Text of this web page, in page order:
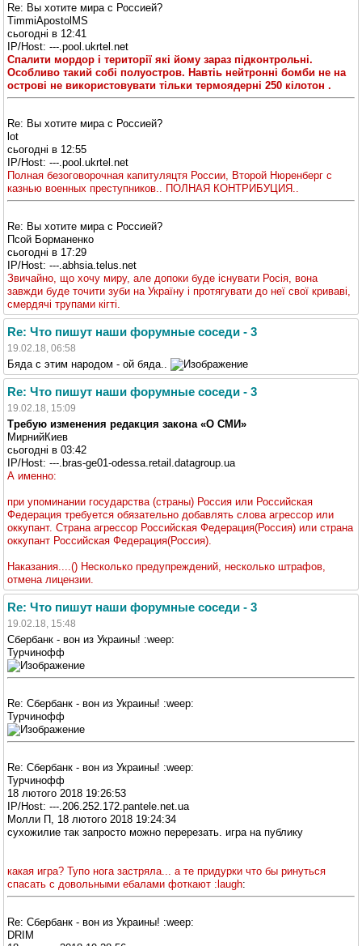
Re: Вы хотите мира с Россией?
TimmiApostolMS
cьогодні в 12:41
IP/Host: ---.pool.ukrtel.net
Спалити мордор і території які йому зараз підконтрольні.
Особливо такий собі полуостров. Навтіь нейтронні бомби не на
острові не використовувати тільки термоядерні 250 кілотон .
Re: Вы хотите мира с Россией?
lot
cьогодні в 12:55
IP/Host: ---.pool.ukrtel.net
Полная безоговорочная капитуляцтя России, Второй Нюренберг с
казнью военных преступников.. ПОЛНАЯ КОНТРИБУЦИЯ..
Re: Вы хотите мира с Россией?
Псой Борманенко
cьогодні в 17:29
IP/Host: ---.abhsia.telus.net
Звичайно, що хочу миру, але допоки буде існувати Росія, вона
завжди буде точити зуби на Україну і протягувати до неї свої криваві,
смердячі трупами кігті.
Re: Что пишут наши форумные соседи - 3
19.02.18, 06:58
Бяда с этим народом - ой бяда..
Re: Что пишут наши форумные соседи - 3
19.02.18, 15:09
Требую изменения редакция закона «О СМИ»
МирнийКиев
cьогодні в 03:42
IP/Host: ---.bras-ge01-odessa.retail.datagroup.ua
А именно:
при упоминании государства (страны) Россия или Российская
Федерация требуется обязательно добавлять слова агрессор или
оккупант. Страна агрессор Российская Федерация(Россия) или страна
оккупант Российская Федерация(Россия).
Наказания....() Несколько предупреждений, несколько штрафов,
отмена лицензии.
Re: Что пишут наши форумные соседи - 3
19.02.18, 15:48
Сбербанк - вон из Украины! :weep:
Турчинофф
Re: Сбербанк - вон из Украины! :weep:
Турчинофф
Re: Сбербанк - вон из Украины! :weep:
Турчинофф
18 лютого 2018 19:26:53
IP/Host: ---.206.252.172.pantele.net.ua
Молли П, 18 лютого 2018 19:24:34
сухожилие так запросто можно перерезать. игра на публику
какая игра? Тупо нога застряла... а те придурки что бы ринуться
спасать с довольными ебалами фоткают :laugh:
Re: Сбербанк - вон из Украины! :weep:
DRIM